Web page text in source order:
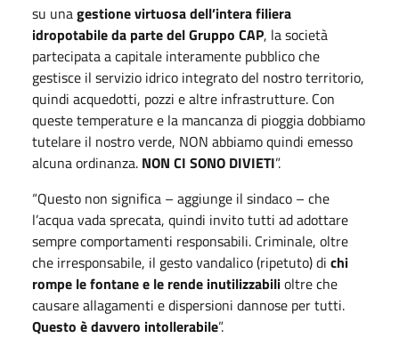
su unagestione virtuosa dell’intera filiera
idropotabile da parte del Gruppo CAP, la società
partecipata a capitale interamente pubblico che
gestisce il servizio idrico integrato del nostro territorio,
quindi acquedotti, pozzi e altre infrastrutture. Con
queste temperature e la mancanza di pioggia dobbiamo
tutelare il nostro verde, NON abbiamo quindi emesso
alcuna ordinanza. NON CI SONO DIVIETI”.
“Questo non significa – aggiunge il sindaco – che
l’acqua vada sprecata, quindi invito tutti ad adottare
sempre comportamenti responsabili. Criminale, oltre
che irresponsabile, il gesto vandalico (ripetuto) di chi
rompe le fontane e le rende inutilizzabilioltre che
causare allagamenti e dispersioni dannose per tutti.
Questo è davvero intollerabile”.